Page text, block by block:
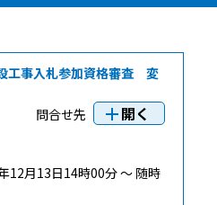
工事入札参加資格審査 変
問合せ先
開く
12月13日14時00分 ～ 随時